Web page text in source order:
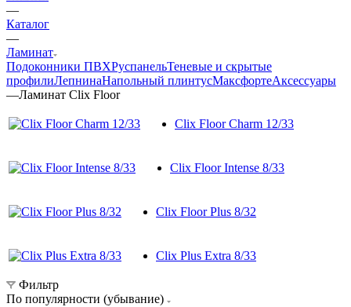
—
Каталог
—
Ламинат
Подоконники ПВХРуспанельТеневые и скрытые
профилиЛепнинаНапольный плинтусМаксфортеАксессуары
—Ламинат Clix Floor
Clix Floor Charm 12/33
Clix Floor Intense 8/33
Clix Floor Plus 8/32
Clix Plus Extra 8/33
Фильтр
По популярности (убывание)